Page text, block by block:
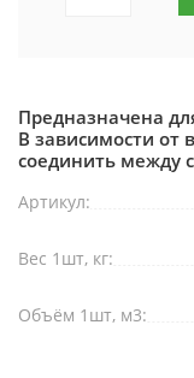
Предназначена
В зависимости от
соединить между
Артикул:
Вес 1шт, кг:
Объём 1шт, м3: